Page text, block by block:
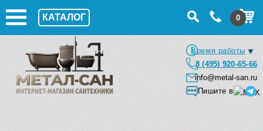
КАТАЛОГ 0
Время работы
8 (495) 920-65-66
info@metal-san.ru
Пишите в